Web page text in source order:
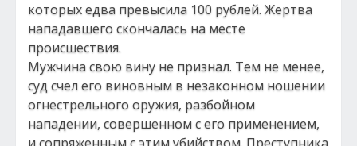
которых едва превысила 100 рублей. Жертва
нападавшего скончалась на месте
происшествия.
Мужчина свою вину не признал. Тем не менее,
суд счел его виновным в незаконном ношении
огнестрельного оружия, разбойном
нападении, совершенном с его применением,